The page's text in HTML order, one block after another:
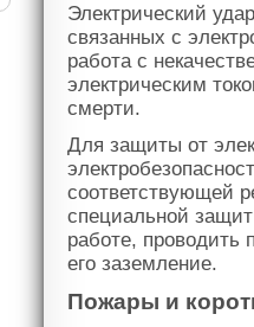
Электрический
связанных с
работа с
электрическим
смерти.
Для защиты от
соответствующей
специальной
работе, проводить
его заземление.
Пожары и